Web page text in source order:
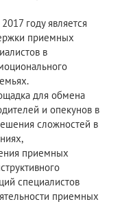
году является
приемных
в
для обмена
и опекунов в
сложностей в
приемных
специалистов
приемных